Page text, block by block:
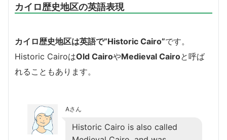
カイロ歴史地区の英語表現
カイロ歴史地区は英語で”Historic Cairo”です。
Historic CairoはOld CairoやMedieval Cairoと呼ば
れることもあります。
Aさん
Historic Cairo is also called